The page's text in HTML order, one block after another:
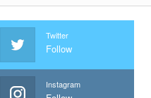
Twitter
Follow
Instagram